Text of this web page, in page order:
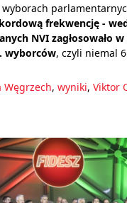
frekwencję -
NVI zagłosowało
wyborców, czyli niemal
Węgrzech, wyniki, Viktor